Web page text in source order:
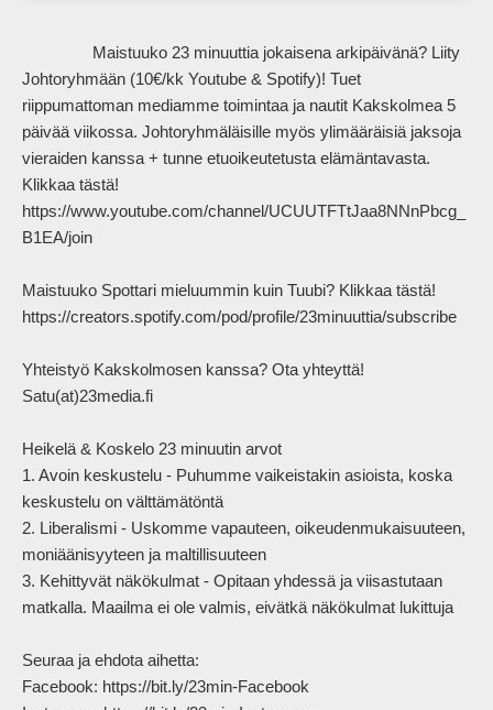
Johtoryhmään (10€/kk Youtube & Spotify)! Tuet
riippumattoman mediamme toimintaa ja nautit Kakskolmea 5
päivää viikossa. Johtoryhmäläisille myös ylimääräisiä jaksoja
vieraiden kanssa + tunne etuoikeutetusta elämäntavasta.
Klikkaa tästä!
https://www.youtube.com/channel/UCUUTFTtJaa8NNnPbcg_
B1EA/join
Maistuuko Spottari mieluummin kuin Tuubi? Klikkaa tästä!
https://creators.spotify.com/pod/profile/23minuuttia/subscribe
Yhteistyö Kakskolmosen kanssa? Ota yhteyttä!
Satu(at)23media.fi
Heikelä & Koskelo 23 minuutin arvot
1. Avoin keskustelu - Puhumme vaikeistakin asioista, koska
keskustelu on välttämätöntä
2. Liberalismi - Uskomme vapauteen, oikeudenmukaisuuteen,
moniäänisyyteen ja maltillisuuteen
3. Kehittyvät näkökulmat - Opitaan yhdessä ja viisastutaan
matkalla. Maailma ei ole valmis, eivätkä näkökulmat lukittuja
Seuraa ja ehdota aihetta:
Facebook: https://bit.ly/23min-Facebook